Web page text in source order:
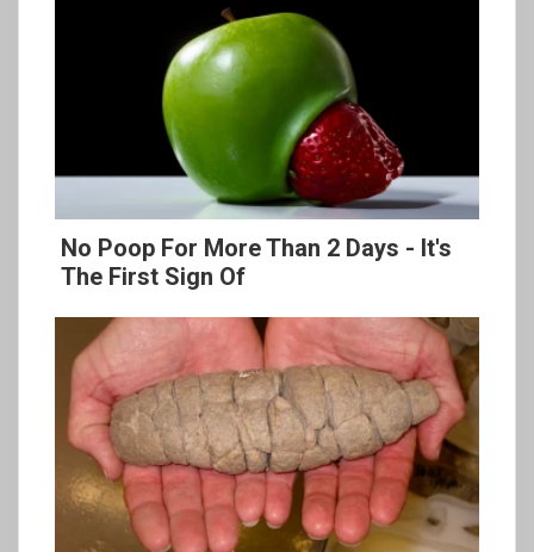
No Poop For More Than 2 Days - It's
The First Sign Of